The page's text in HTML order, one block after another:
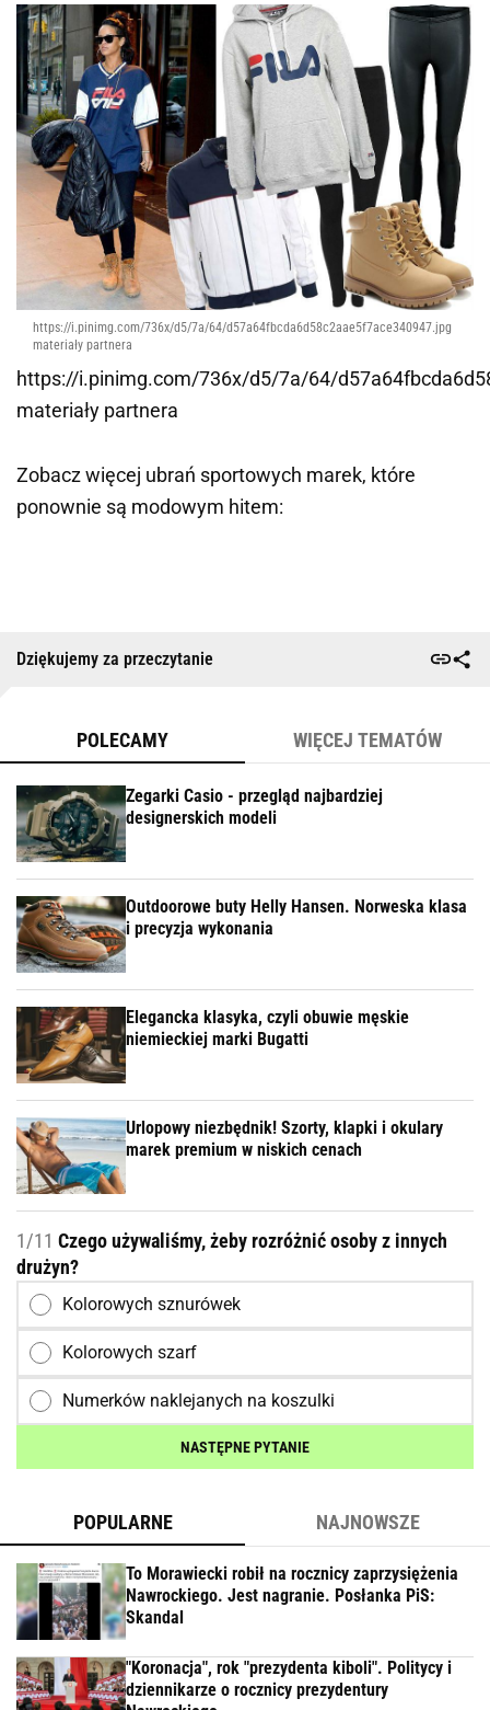
https://i.pinimg.com/736x/d5/7a/64/d57a64fbcda6d58c2aae5f7ace340947.jpg
materiały partnera
https://i.pinimg.com/736x/d5/7a/64/
materiały partnera
Zobacz więcej ubrań sportowych marek, które
ponownie są modowym hitem:
Dziękujemy za przeczytanie
POLECAMY WIĘCEJ TEMATÓW
Zegarki Casio - przegląd najbardziej
designerskich modeli
Outdoorowe buty Helly Hansen. Norweska klasa
i precyzja wykonania
Elegancka klasyka, czyli obuwie męskie
niemieckiej marki Bugatti
Urlopowy niezbędnik! Szorty, klapki i okulary
marek premium w niskich cenach
1/11 Czego używaliśmy, żeby rozróżnić osoby z innych
drużyn?
Kolorowych sznurówek
Kolorowych szarf
Numerków naklejanych na koszulki
NASTĘPNE PYTANIE
POPULARNE NAJNOWSZE
To Morawiecki robił na rocznicy zaprzysiężenia
Nawrockiego. Jest nagranie. Posłanka PiS:
Skandal
"Koronacja", rok "prezydenta kiboli". Politycy i
dziennikarze o rocznicy prezydentury